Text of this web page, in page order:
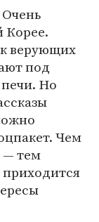
Корее.
верующих
под
Но
Чем
— тем